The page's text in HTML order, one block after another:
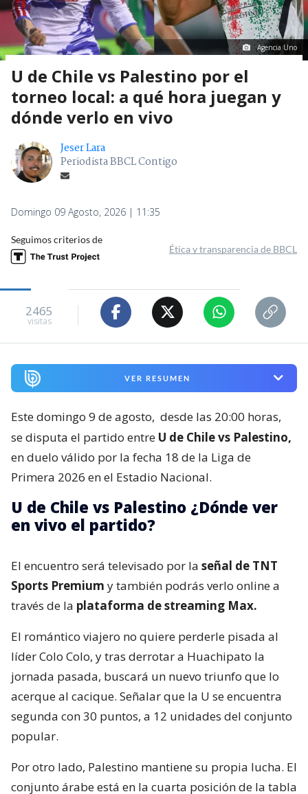
Agencia Uno
U de Chile vs Palestino por el
torneo local: a qué hora juegan y
dónde verlo en vivo
Jeser Lara
Periodista BBCL Contigo
Domingo 09 Agosto, 2026 | 11:35
Seguimos criterios de
Ética y transparencia de BBCL
2465
visitas
VER RESUMEN
Este domingo 9 de agosto, desde las 20:00 horas,
se disputa el partido entre U de Chile vs Palestino,
en duelo válido por la fecha 18 de la Liga de
Primera 2026 en el Estadio Nacional.
U de Chile vs Palestino ¿Dónde ver
en vivo el partido?
El encuentro será televisado por la señal de TNT
Sports Premium y también podrás verlo online a
través de la plataforma de streaming Max.
El romántico viajero no quiere perderle pisada al
líder Colo Colo, y tras derrotar a Huachipato la
jornada pasada, buscará un nuevo triunfo que lo
acerque al cacique. Señalar que la U se encuentra
segunda con 30 puntos, a 12 unidades del conjunto
popular.
Por otro lado, Palestino mantiene su propia lucha. El
conjunto árabe está en la cuarta posición de la tabla